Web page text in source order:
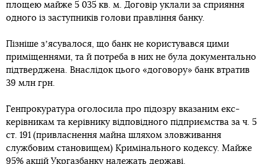
площею майже 5 035 кв. м. Договір уклали за сприяння
одного із заступників голови правління банку.
Пізніше зʼясувалося, що банк не користувався цими
приміщеннями, та й потреба в них не була документально
підтверджена. Внаслідок цього «договору» банк втратив
39 млн грн.
Генпрокуратура оголосила про підозру вказаним екс-
керівникам та керівнику відповідного підприємства за ч. 5
ст. 191 (привласнення майна шляхом зловживання
службовим становищем) Кримінального кодексу. Майже
95% акцій Укргазбанку належать державі.